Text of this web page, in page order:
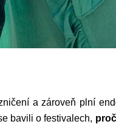
a zároveň plní
bavili o festivalech,